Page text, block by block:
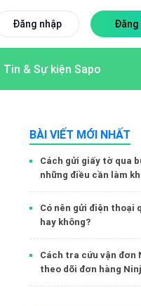
Đăng nhập Đăng
Tin & Sự kiện Sapo
BÀI VIẾT MỚI NHẤT
Cách gửi giấy tờ qua
những điều cần làm
đơn hàng
Có nên gửi điện thoại
hay không?
Cách tra cứu vận đơn
theo dõi đơn hàng
dàng nhất